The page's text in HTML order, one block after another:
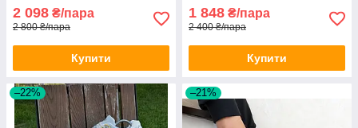
2 098 ₴/пара
2 800 ₴/пара
Купити
1 848 ₴/пара
2 400 ₴/пара
Купити
–22% –21%